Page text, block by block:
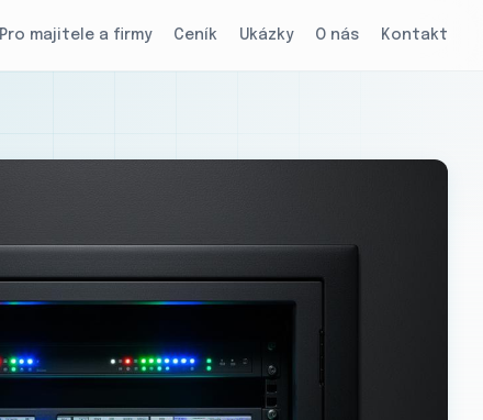
Pro majitele a firmy Ceník Ukázky O nás Kontakt